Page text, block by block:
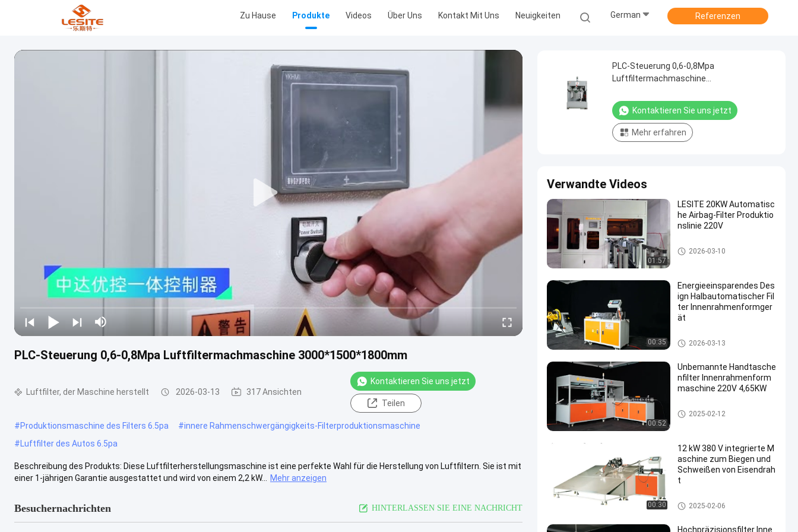
Zu Hause Produkte Videos Über Uns Kontakt Mit Uns Neuigkeiten German Referenzen
PLC-Steuerung 0,6-0,8Mpa Luftfiltermachmaschine 3000*1500*1800mm
Luftfilter, der Maschine herstellt 2026-03-13 317 Ansichten
Kontaktieren Sie uns jetzt
Teilen
#Produktionsmaschine des Filters 6.5pa #innere Rahmenschwergängigkeits-Filterproduktionsmaschine
#Luftfilter des Autos 6.5pa
Beschreibung des Produkts: Diese Luftfilterherstellungsmaschine ist eine perfekte Wahl für die Herstellung von Luftfiltern. Sie ist mit
einer 1-jährigen Garantie ausgestattet und wird von einem 2,2 kW...
Mehr anzeigen
Besuchernachrichten HINTERLASSEN SIE EINE NACHRICHT
PLC-Steuerung 0,6-0,8Mpa
Luftfiltermachmaschine
Kontaktieren Sie uns jetzt
Mehr erfahren
Verwandte Videos
01:57
LESITE 20KW Automatisc
he Airbag-Filter Produktio
nslinie 220V
Luftfilter, der Maschine herstell
t
2026-03-10
00:35
Energieeinsparendes Des
ign Halbautomatischer Fil
ter Innenrahmenformger
ät
Luftfilter, der Maschine herstell
t
2026-03-13
00:52
Unbemannte Handtasche
nfilter Innenrahmenform
maschine 220V 4,65KW
Luftfilter, der Maschine herstell
t
2025-02-12
00:30
12 kW 380 V integrierte M
aschine zum Biegen und
Schweißen von Eisendrah
t
Luftfilter, der Maschine herstell
t
2025-02-06
Hochpräzisionsfilter Inne